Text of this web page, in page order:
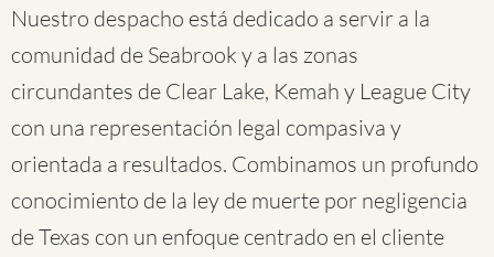
Nuestro despacho está dedicado a servir a la
comunidad de Seabrook y a las zonas
circundantes de Clear Lake, Kemah y League City
con una representación legal compasiva y
orientada a resultados. Combinamos un profundo
conocimiento de la ley de muerte por negligencia
de Texas con un enfoque centrado en el cliente